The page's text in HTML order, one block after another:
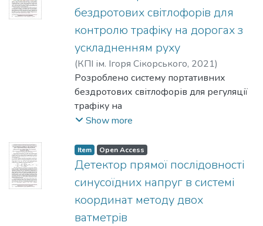
досліджено
вплив кількості маяків що
використовується для розрахунку.
бездротових світлофорів для
контролю трафіку на дорогах з
ускладненням руху
(КПІ ім. Ігоря Сікорського, 2021)
Красницький, М. О.; Мирончук, О. Ю.
Розроблено систему портативних
бездротових світлофорів для регуляції
трафіку на
ділянці з ускладненим рухом.
який забезпечує без пеку даних і
налаштувань системи. Запропоновано
елементну базу для реалізації системи
і представлено схему підключення
елементів.
Show more
Item Open Access
Детектор прямої послідовності
синусоїдних напруг в системі
координат методу двох
ватметрів